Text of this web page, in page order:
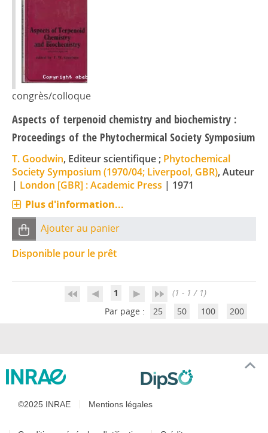
congrès/colloque
Aspects of terpenoid chemistry and biochemistry :
Proceedings of the Phytochermical Society Symposium
T. Goodwin, Editeur scientifique ; Phytochemical
Society Symposium (1970/04; Liverpool, GBR), Auteur
| London [GBR] : Academic Press | 1971
Plus d'information...
Ajouter au panier
Disponible pour le prêt
1
(1 - 1 / 1)
Par page :
25 50 100 200
©2025 INRAE Mentions légales